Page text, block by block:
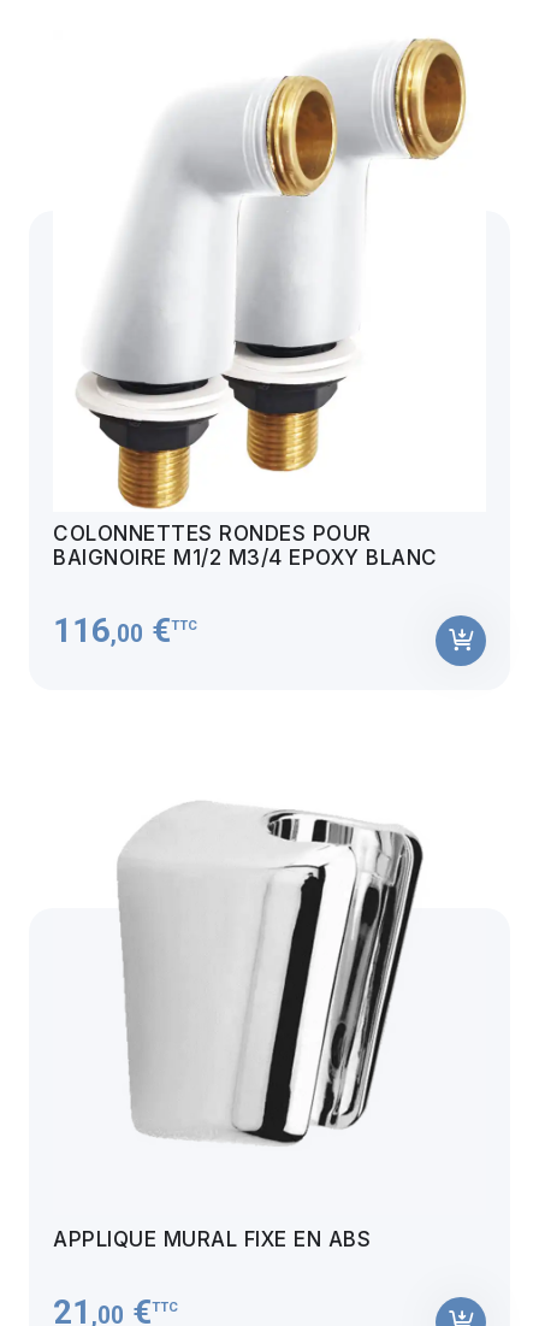
COLONNETTES RONDES POUR
BAIGNOIRE M1/2 M3/4 EPOXY BLANC
116,00 €TTC
APPLIQUE MURAL FIXE EN ABS
21 ,00 €TTC